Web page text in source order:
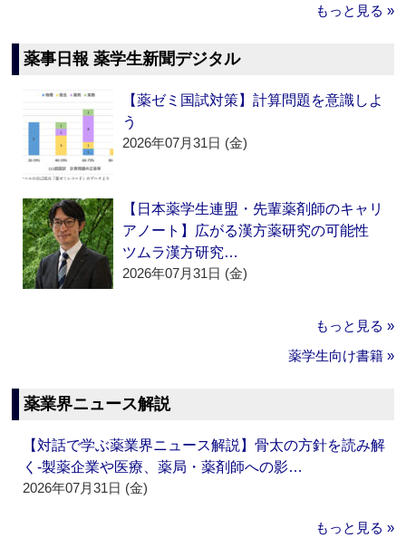
もっと見る »
薬事日報 薬学生新聞デジタル
【薬ゼミ国試対策】計算問題を意識しよ
う
2026年07月31日 (金)
【日本薬学生連盟・先輩薬剤師のキャリ
アノート】広がる漢方薬研究の可能性
ツムラ漢方研究…
2026年07月31日 (金)
もっと見る »
薬学生向け書籍 »
薬業界ニュース解説
【対話で学ぶ薬業界ニュース解説】骨太の方針を読み解
く‐製薬企業や医療、薬局・薬剤師への影…
2026年07月31日 (金)
もっと見る »